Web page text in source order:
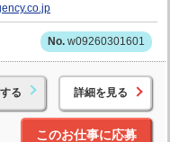
w09260301601
る 詳細を見る
このお仕事に応募